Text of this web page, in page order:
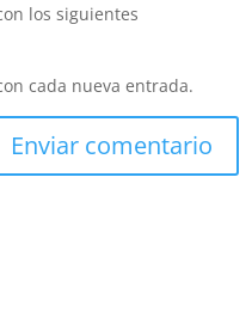
los siguientes
cada nueva entrada.